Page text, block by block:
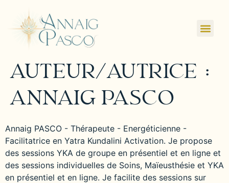
AUTEUR/AUTRICE :
ANNAIG PASCO
Annaig PASCO - Thérapeute - Energéticienne -
Facilitatrice en Yatra Kundalini Activation. Je propose
des sessions YKA de groupe en présentiel et en ligne et
des sessions individuelles de Soins, Maïeusthésie et YKA
en présentiel et en ligne. Je facilite des sessions sur